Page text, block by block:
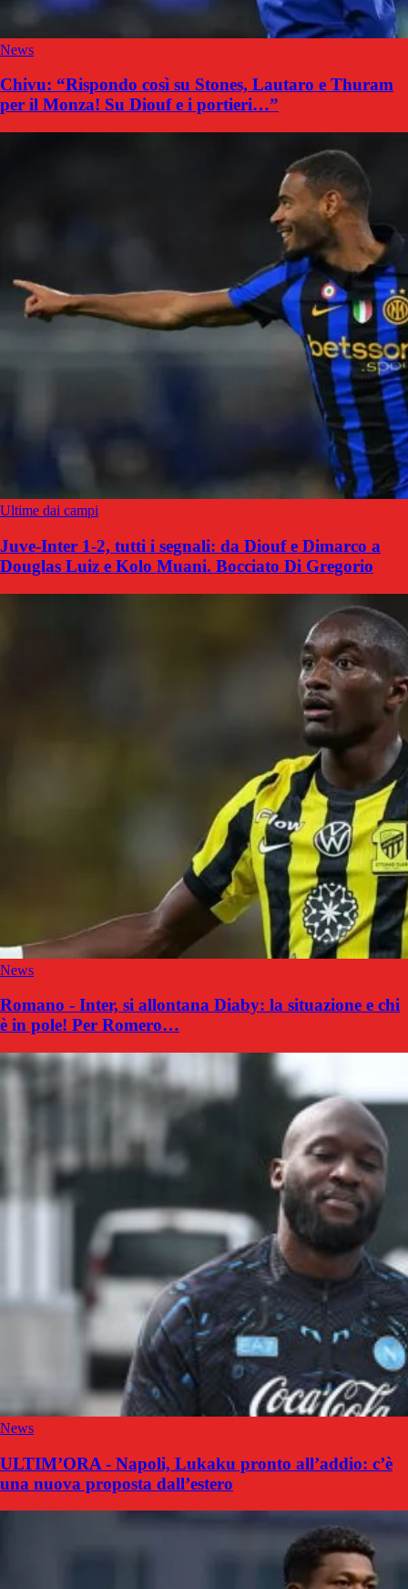
News
Chivu: “Rispondo così su Stones, Lautaro e Thuram
per il Monza! Su Diouf e i portieri…”
Ultime dai campi
Juve-Inter 1-2, tutti i segnali: da Diouf e Dimarco a
Douglas Luiz e Kolo Muani. Bocciato Di Gregorio
News
Romano - Inter, si allontana Diaby: la situazione e chi
è in pole! Per Romero…
News
ULTIM’ORA - Napoli, Lukaku pronto all’addio: c’è
una nuova proposta dall’estero